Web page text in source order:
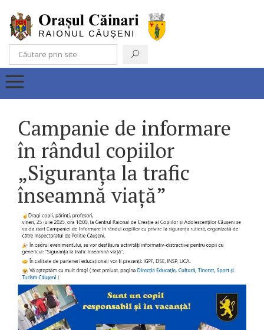
Campanie de informare
în rândul copiilor
„Siguranța la trafic
înseamnă viață”